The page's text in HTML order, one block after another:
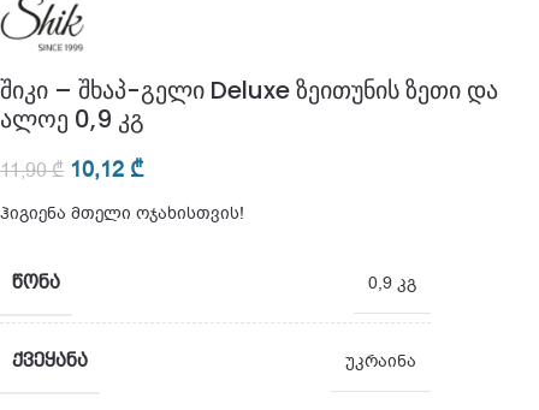
შიკი – შხაპ-გელი Deluxe ზეითუნის ზეთი და
ალოე 0,9 კგ
11,90₾ 10,12 ₾
ჰიგიენა მთელი ოჯახისთვის!
ᲬᲝᲜᲐ 0,9 კგ
ᲥᲕᲔᲧᲐᲜᲐ უკრაინა